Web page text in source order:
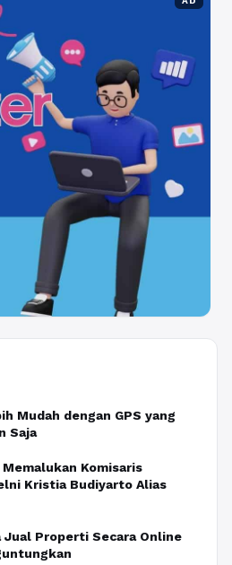
Mudah dengan GPS yang
Saja
Komisaris
Kristia Budiyarto Alias
Jual Properti Secara Online